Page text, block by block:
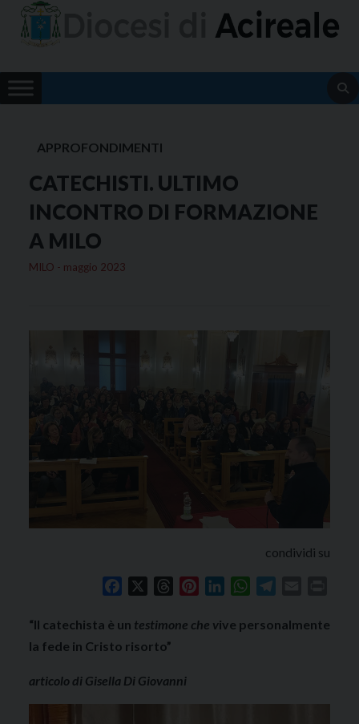
Skip
APPROFONDIMENTI
CATECHISTI. ULTIMO
INCONTRO DI FORMAZIONE
A MILO
MILO - maggio 2023
condividi su
Facebook ThreadsPinterestLinkedInWhatsApp
“Il catechista è un testimone che vive personalmente
la fede in Cristo risorto”
articolo di Gisella Di Giovanni